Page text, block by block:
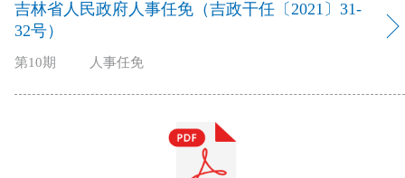
吉林省人民政府人事任免（吉政干任〔2021〕31-
32号）
第10期 人事任免